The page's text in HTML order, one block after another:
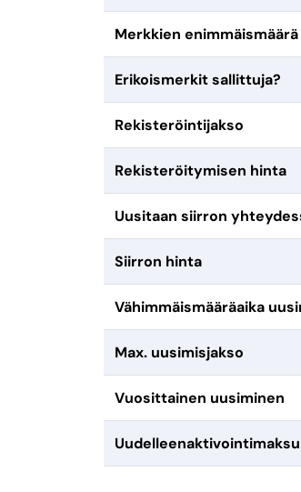
Merkkien enimmäismäärä
Erikoismerkit sallittuja?
Rekisteröintijakso
Rekisteröitymisen hinta
Uusitaan siirron
Siirron hinta
Vähimmäismääräaika
Max. uusimisjakso
Vuosittainen uusiminen
Uudelleenaktivointimaksu